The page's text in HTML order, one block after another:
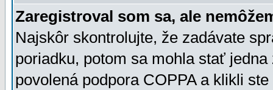
Zaregistroval som sa, ale
Najskôr skontrolujte, že zadávate
poriadku, potom sa mohla stať
povolená podpora COPPA a klikli